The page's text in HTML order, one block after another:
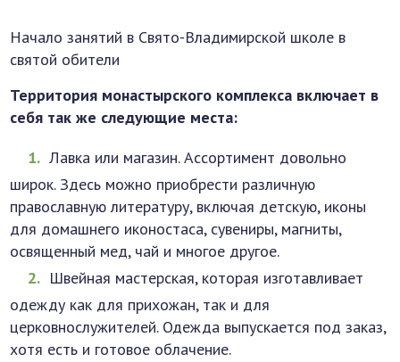
Начало занятий в Свято-Владимирской школе в
святой обители
Территория монастырского комплекса включает в
себя так же следующие места:
Лавка или магазин. Ассортимент довольно
широк. Здесь можно приобрести различную
православную литературу, включая детскую, иконы
для домашнего иконостаса, сувениры, магниты,
освященный мед, чай и многое другое.
Швейная мастерская, которая изготавливает
одежду как для прихожан, так и для
церковнослужителей. Одежда выпускается под заказ,
хотя есть и готовое облачение.